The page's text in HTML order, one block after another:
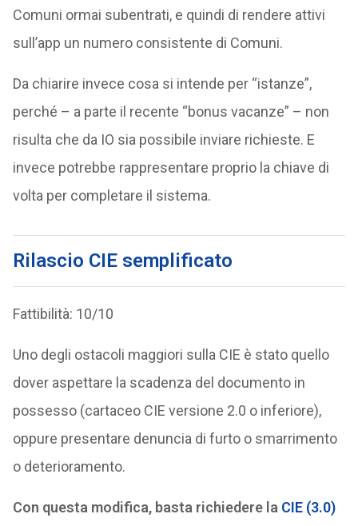
Comuni ormai subentrati, e quindi di rendere attivi
sull’app un numero consistente di Comuni.
Da chiarire invece cosa si intende per “istanze”,
perché – a parte il recente “bonus vacanze” – non
risulta che da IO sia possibile inviare richieste. E
invece potrebbe rappresentare proprio la chiave di
volta per completare il sistema.
Rilascio CIE semplificato
Fattibilità: 10/10
Uno degli ostacoli maggiori sulla CIE è stato quello
dover aspettare la scadenza del documento in
possesso (cartaceo CIE versione 2.0 o inferiore),
oppure presentare denuncia di furto o smarrimento
o deterioramento.
Con questa modifica, basta richiedere la CIE (3.0)